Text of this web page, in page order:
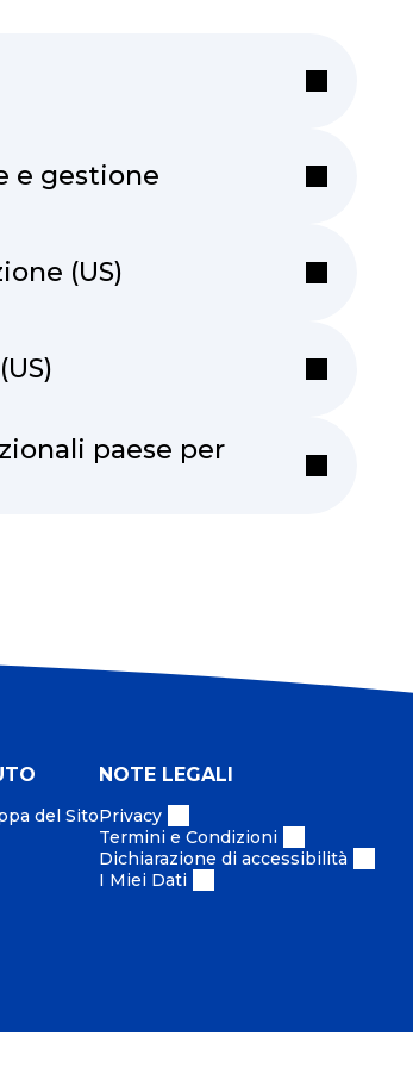
e gestione
(US)
paese per
del Sito
NOTE LEGALI
Privacy
Termini e Condizioni
Dichiarazione di accessibilità
I Miei Dati